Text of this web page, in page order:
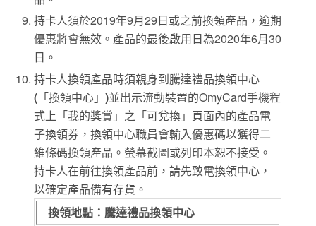
持卡人須於2019年9月29日或之前換領產品，逾期
優惠將會無效。產品的最後啟用日為2020年6月30
日。
持卡人換領產品時須親身到騰達禮品換領中心
( 「換領中心」)並出示流動裝置的OmyCard手機程
式上「我的獎賞」之「可兌換」頁面內的產品電
子換領券，換領中心職員會輸入優惠碼以獲得二
維條碼換領產品。螢幕截圖或列印本恕不接受。
持卡人在前往換領產品前，請先致電換領中心，
以確定產品備有存貨。
換領地點：騰達禮品換領中心